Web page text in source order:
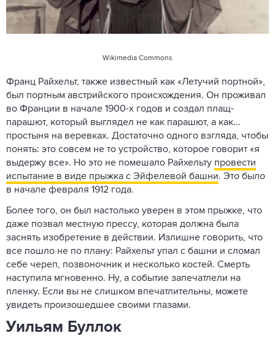
Wikimedia Commons
Франц Райхельт, также известный как «Летучий портной»,
был портным австрийского происхождения. Он проживал
во Франции в начале 1900-х годов и создал плащ-
парашют, который выглядел не как парашют, а как...
простыня на веревках. Достаточно одного взгляда, чтобы
понять: это совсем не то устройство, которое говорит «я
выдержу все». Но это не помешало Райхельту провести
испытание в виде прыжка с Эйфелевой башни. Это было
в начале февраля 1912 года.
Более того, он был настолько уверен в этом прыжке, что
даже позвал местную прессу, которая должна была
заснять изобретение в действии. Излишне говорить, что
все пошло не по плану: Райхельт упал с башни и сломал
себе череп, позвоночник и несколько костей. Смерть
наступила мгновенно. Ну, а событие запечатлели на
пленку. Если вы не слишком впечатлительны, можете
увидеть произошедшее своими глазами.
Уильям Буллок